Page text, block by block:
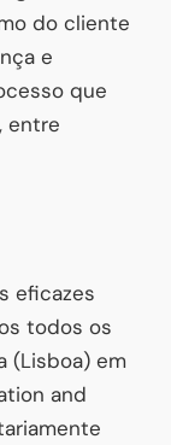
do cliente
e
que
entre
eficazes
todos os
(Lisboa) em
and